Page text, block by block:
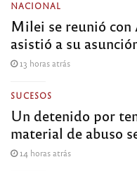
NACIONAL
Milei se reunió con
asistió a su
13 horas atrás
SUCESOS
Un detenido por
material de abuso
14 horas atrás